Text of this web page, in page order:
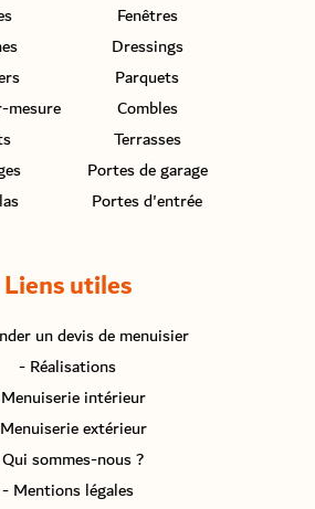
Fenêtres
Dressings
Parquets
mesure
Combles
Terrasses
Portes de garage
Portes d'entrée
Liens utiles
un devis de menuisier
- Réalisations
intérieur
extérieur
sommes-nous ?
- Mentions légales